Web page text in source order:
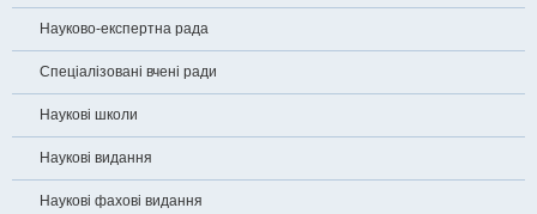
Науково-експертна рада
Спеціалізовані вчені ради
Наукові школи
Наукові видання
Наукові фахові видання